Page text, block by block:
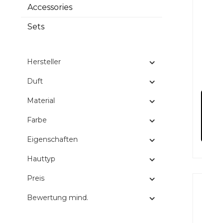
Accessories
Sets
Hersteller
Duft
Material
Farbe
Eigenschaften
Hauttyp
Preis
Bewertung mind.